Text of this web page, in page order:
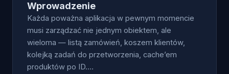
Wprowadzenie
Każda poważna aplikacja w pewnym momencie
musi zarządzać nie jednym obiektem, ale
wieloma — listą zamówień, koszem klientów,
kolejką zadań do przetworzenia, cache’em
produktów po ID.…